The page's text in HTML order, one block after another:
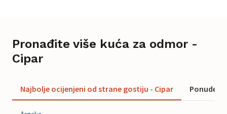
Pronađite više kuća za odmor -
Cipar
Najbolje ocijenjeni od strane gostiju - Cipar Ponude -